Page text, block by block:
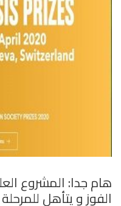
هام جدا: المشروع
الفوز و يتأهل للمرحلة